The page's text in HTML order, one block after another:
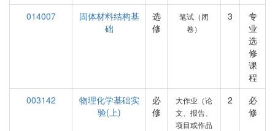
014007
固体材料结构基
础
选
修
笔试（闭
卷）
3
专
业
选
修
课
程
003142
物理化学基础实
验(上)
必
修
大作业（论
文、报告、
项目或作品
2
必
修